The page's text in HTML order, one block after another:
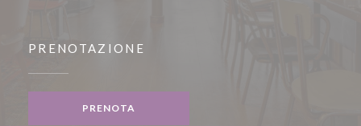
PRENOTAZIONE
PRENOTA